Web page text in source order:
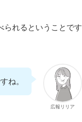
られるということです
広報リリア
ね。